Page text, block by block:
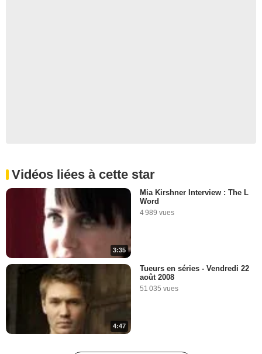
Vidéos liées à cette star
3:35
Mia Kirshner Interview : The L
Word
4 989 vues
4:47
Tueurs en séries - Vendredi 22
août 2008
51 035 vues